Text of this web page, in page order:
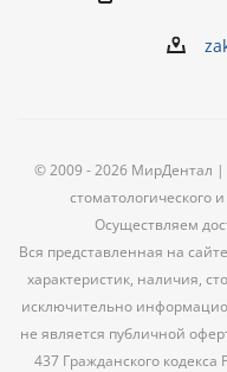
© 2009 - 2026 МирДентал
стоматологического
Осуществляем
Вся представленная на
характеристик, наличия,
исключительно
не является публичной
437 Гражданского